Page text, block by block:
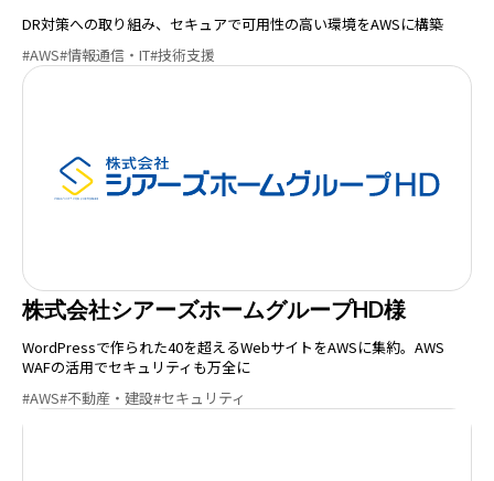
DR対策への取り組み、セキュアで可用性の高い環境をAWSに構築
#AWS#情報通信・IT#技術支援
株式会社シアーズホームグループHD様
WordPressで作られた40を超えるWebサイトをAWSに集約。AWS
WAFの活用でセキュリティも万全に
#AWS#不動産・建設#セキュリティ